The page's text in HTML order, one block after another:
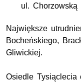
ul. Chorzowską
Największe
Bocheńskiego,
Gliwickiej.
Osiedle